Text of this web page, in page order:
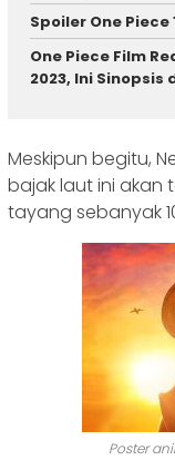
Spoiler One
One Piece Film
2023, Ini Sinopsis
Meskipun begitu,
bajak laut ini akan
tayang sebanyak
Poster